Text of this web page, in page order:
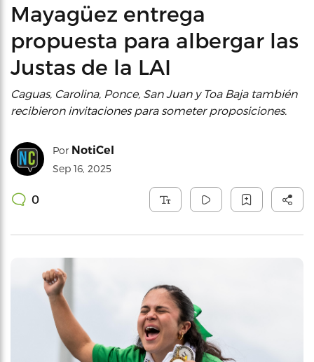
Mayagüez entrega
propuesta para albergar las
Justas de la LAI
Caguas, Carolina, Ponce, San Juan y Toa Baja también
recibieron invitaciones para someter proposiciones.
Por NotiCel
Sep 16, 2025
0